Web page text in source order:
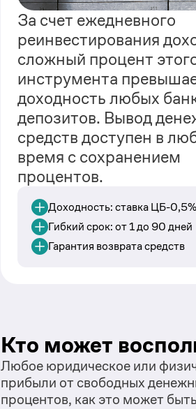
За счет ежедневного
реинвестирования
сложный процент
инструмента
доходность любых
депозитов. Вывод
средств доступен в
время с сохранением
процентов.
Доходность: ставка ЦБ-0,5%
Гибкий срок: от 1 до 90 дней
Гарантия возврата средств
Кто может
Любое юридическое или
прибыли от свободных
процентов, как это может